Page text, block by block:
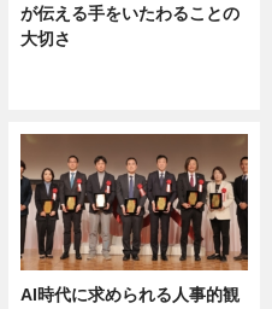
が伝える手をいたわることの
大切さ
AI時代に求められる人事的観